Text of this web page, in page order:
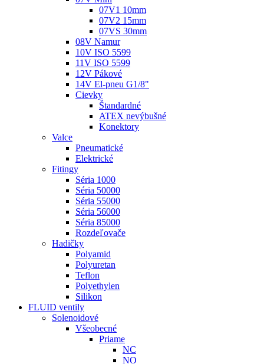
07V1 10mm
07V2 15mm
07VS 30mm
08V Namur
10V ISO 5599
11V ISO 5599
12V Pákové
14V El-pneu G1/8"
Cievky
Štandardné
ATEX nevýbušné
Konektory
Valce
Pneumatické
Elektrické
Fitingy
Séria 1000
Séria 50000
Séria 55000
Séria 56000
Séria 85000
Rozdeľovače
Hadičky
Polyamid
Polyuretan
Teflon
Polyethylen
Silikon
FLUID ventily
Solenoidové
Všeobecné
Priame
NC
NO